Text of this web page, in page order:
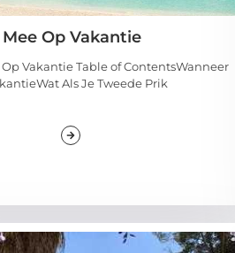
Op Vakantie
Vakantie Table of ContentsWanneer
Als Je Tweede Prik